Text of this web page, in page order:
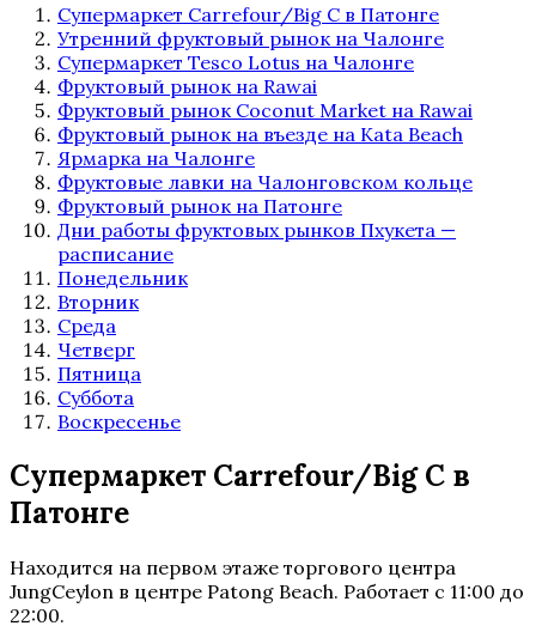
Супермаркет Carrefour/Big C в Патонге
Утренний фруктовый рынок на Чалонге
Супермаркет Tesco Lotus на Чалонге
Фруктовый рынок на Rawai
Фруктовый рынок Coconut Market на Rawai
Фруктовый рынок на въезде на Kata Beach
Ярмарка на Чалонге
Фруктовые лавки на Чалонговском кольце
Фруктовый рынок на Патонге
Дни работы фруктовых рынков Пхукета —
расписание
Понедельник
Вторник
Среда
Четверг
Пятница
Суббота
Воскресенье
Супермаркет Carrefour/Big C в
Патонге
Находится на первом этаже торгового центра
JungCeylon в центре Patong Beach. Работает с 11:00 до
22:00.